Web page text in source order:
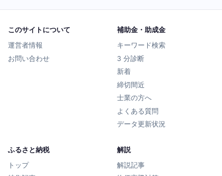
このサイトについて
運営者情報
お問い合わせ
補助金・助成金
キーワード検索
3 分診断
新着
締切間近
士業の方へ
よくある質問
データ更新状況
ふるさと納税
トップ
解説
解説記事